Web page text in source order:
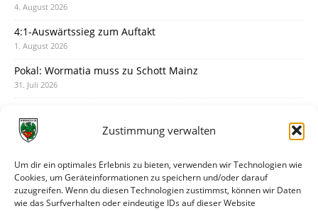
Zustimmung verwalten
Um dir ein optimales Erlebnis zu bieten, verwenden wir Technologien wie
Cookies, um Geräteinformationen zu speichern und/oder darauf
zuzugreifen. Wenn du diesen Technologien zustimmst, können wir Daten
wie das Surfverhalten oder eindeutige IDs auf dieser Website
4. August 2026
4:1-Auswärtssieg zum Auftakt
1. August 2026
Pokal: Wormatia muss zu Schott Mainz
31. Juli 2026
30. Juli 2026
28. Juli 2026
Neuer Rückensponsor
28. Juli 2026